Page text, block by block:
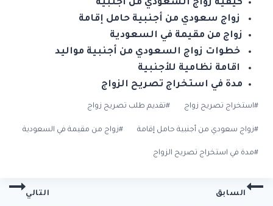
كيفية زواج السعودي من أجنبية
زواج سعودي من أجنبية حامل إقامة
زواج من مقيمة في السعودية
خطوات زواج السعودي من أجنبية مواليد
اقامة نظامية للأجنبية
مدة في استخراج تصريح الزواج
وسوم
#استخراج تصريح زواج #تقديم طلب تصريح زواج
#زواج سعودي من أجنبية حامل إقامة #زواج من مقيمة في السعودية
#مدة في استخراج تصريح الزواج
تصفّح
السابق التالي